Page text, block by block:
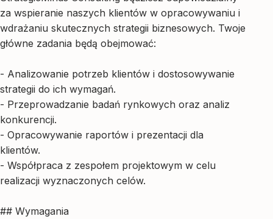
za wspieranie naszych klientów w opracowywaniu i
wdrażaniu skutecznych strategii biznesowych. Twoje
główne zadania będą obejmować:
- Analizowanie potrzeb klientów i dostosowywanie
strategii do ich wymagań.
- Przeprowadzanie badań rynkowych oraz analiz
konkurencji.
- Opracowywanie raportów i prezentacji dla
klientów.
- Współpraca z zespołem projektowym w celu
realizacji wyznaczonych celów.
## Wymagania